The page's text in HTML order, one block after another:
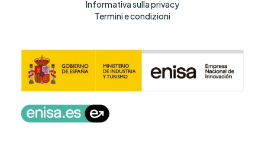
Informativa sulla privacy
Termini e condizioni